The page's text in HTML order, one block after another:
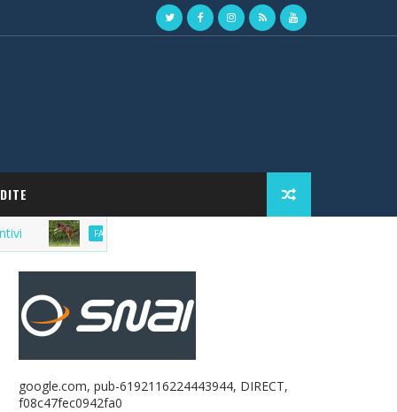
FATTRICI Market del purosangue, la lista delle fattrici in
google.com, pub-6192116224443944, DIRECT,
f08c47fec0942fa0